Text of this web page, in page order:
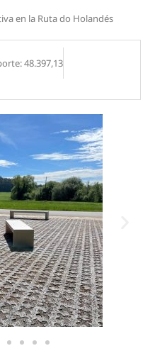
en la Ruta do Holandés
48.397,13